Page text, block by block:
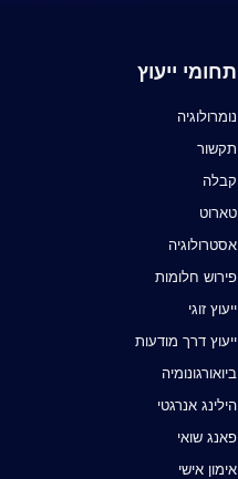
תחומי ייעוץ
נומרולוגיה
תקשור
קבלה
טארוט
אסטרולוגיה
פירוש חלומות
ייעוץ זוגי
ייעוץ דרך מודעות
ביואורגונומיה
הילינג אנרגטי
פאנג שואי
אימון אישי